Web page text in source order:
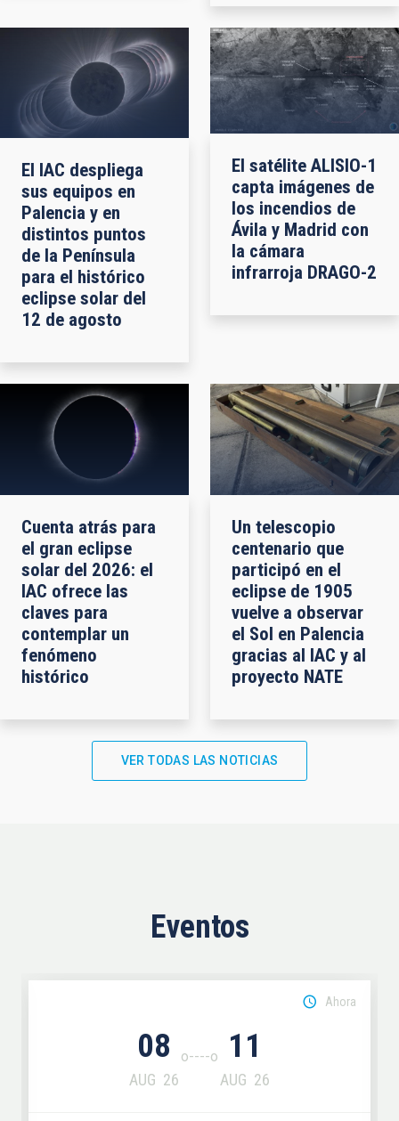
El IAC despliega
sus equipos en
Palencia y en
distintos puntos
de la Península
para el histórico
eclipse solar del
12 de agosto
El satélite ALISIO-1
capta imágenes de
los incendios de
Ávila y Madrid con
la cámara
infrarroja DRAGO-2
Cuenta atrás para
el gran eclipse
solar del 2026: el
IAC ofrece las
claves para
contemplar un
fenómeno
histórico
Un telescopio
centenario que
participó en el
eclipse de 1905
vuelve a observar
el Sol en Palencia
gracias al IAC y al
proyecto NATE
VER TODAS LAS NOTICIAS
Eventos
08
AUG 26
11
AUG 26
Ahora